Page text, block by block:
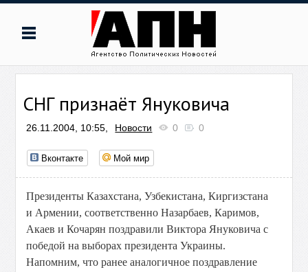
СНГ признаёт Януковича
26.11.2004, 10:55, Новости 0 0
Вконтакте Мой мир
Президенты Казахстана, Узбекистана, Киргизстана
и Армении, соответственно Назарбаев, Каримов,
Акаев и Кочарян поздравили Виктора Януковича с
победой на выборах президента Украины.
Напомним, что ранее аналогичное поздравление